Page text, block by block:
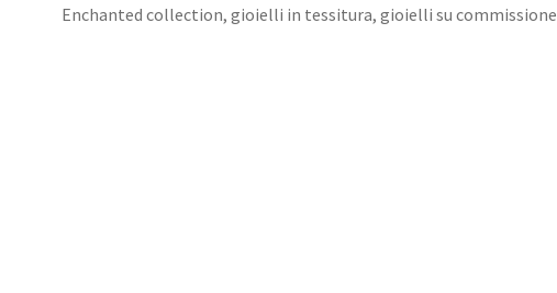
Enchanted collection, gioielli in tessitura, gioielli su commissione